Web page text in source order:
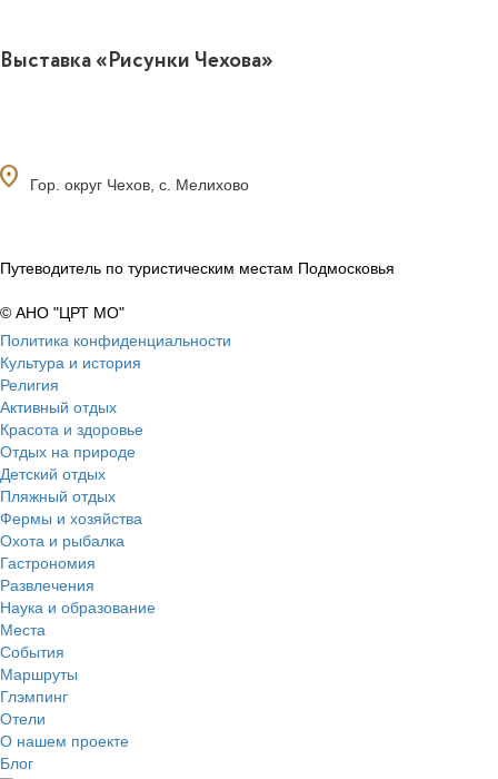
Выставка «Рисунки Чехова»
Гор. округ Чехов, с. Мелихово
Путеводитель по туристическим местам Подмосковья
© АНО "ЦРТ МО"
Политика конфиденциальности
Культура и история
Религия
Активный отдых
Красота и здоровье
Отдых на природе
Детский отдых
Пляжный отдых
Фермы и хозяйства
Охота и рыбалка
Гастрономия
Развлечения
Наука и образование
Места
События
Маршруты
Глэмпинг
Отели
О нашем проекте
Блог